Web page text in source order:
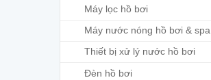
Máy lọc hồ bơi
Máy nước nóng hồ bơi & spa
Thiết bị xử lý nước hồ bơi
Đèn hồ bơi